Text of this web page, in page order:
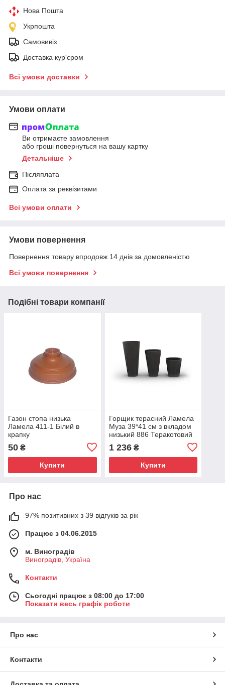
Нова Пошта
Укрпошта
Самовивіз
Доставка кур'єром
Всі умови доставки
Умови оплати
Ви отримаєте замовлення
або гроші повернуться на вашу картку
Детальніше
Післяплата
Оплата за реквізитами
Всі умови оплати
Умови повернення
Повернення товару впродовж 14 днів за домовленістю
Всі умови повернення
Подібні товари компанії
Газон стопа низька
Ламела 411-1 Білий в
крапку
50 ₴
Купити
Горщик терасний Ламела
Муза 39*41 см з вкладом
низький 886 Теракотовий
1 236₴
Купити
Про нас
97% позитивних з 39 відгуків за рік
Працює з 04.06.2015
м. Виноградів
Виноградів, Україна
Контакти
Сьогодні працює з 08:00 до 17:00
Показати весь графік роботи
Про нас
Контакти